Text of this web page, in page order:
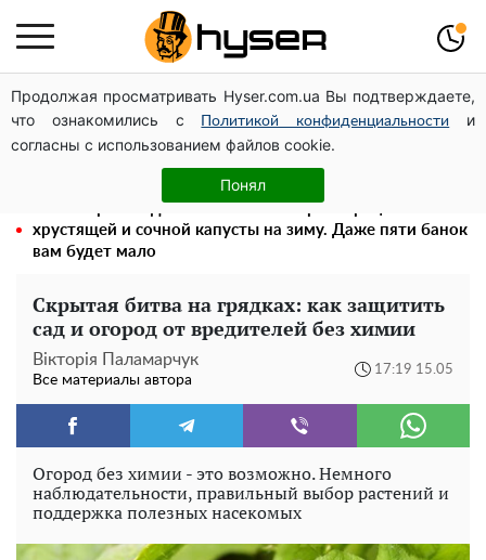
Продолжая просматривать Hyser.com.ua Вы подтверждаете,
что ознакомились с
Политикой конфиденциальности
и
согласны с использованием файлов cookie.
Понял
Посол ОБСЕ во второй раз посетил место российского
удара по жилому дому на Подоле
Полностью голая Анна Тринчер блеснула
"прелестями": таких размеров вы еще не видели
хрустящей и сочной капусты на зиму. Даже пяти банок
вам будет мало
Скрытая битва на грядках: как защитить
сад и огород от вредителей без химии
Вікторія Паламарчук
Все материалы автора
17:19 15.05
Огород без химии - это возможно. Немного
наблюдательности, правильный выбор растений и
поддержка полезных насекомых